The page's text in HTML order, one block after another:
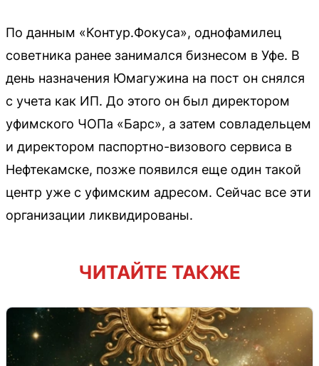
По данным «Контур.Фокуса», однофамилец
советника ранее занимался бизнесом в Уфе. В
день назначения Юмагужина на пост он снялся
с учета как ИП. До этого он был директором
уфимского ЧОПа «Барс», а затем совладельцем
и директором паспортно-визового сервиса в
Нефтекамске, позже появился еще один такой
центр уже с уфимским адресом. Сейчас все эти
организации ликвидированы.
ЧИТАЙТЕ ТАКЖЕ